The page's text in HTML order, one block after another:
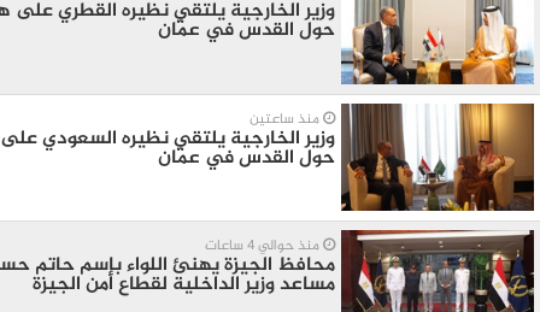
وزير الخارجية يلتقي نظيره القطري على
حول القدس في عمّان
منذ ساعتين
وزير الخارجية يلتقي نظيره السعودي
حول القدس في عمّان
منذ حوالي 4 ساعات
محافظ الجيزة يهنئ اللواء باسم حاتم
مساعد وزير الداخلية لقطاع أمن الجيزة